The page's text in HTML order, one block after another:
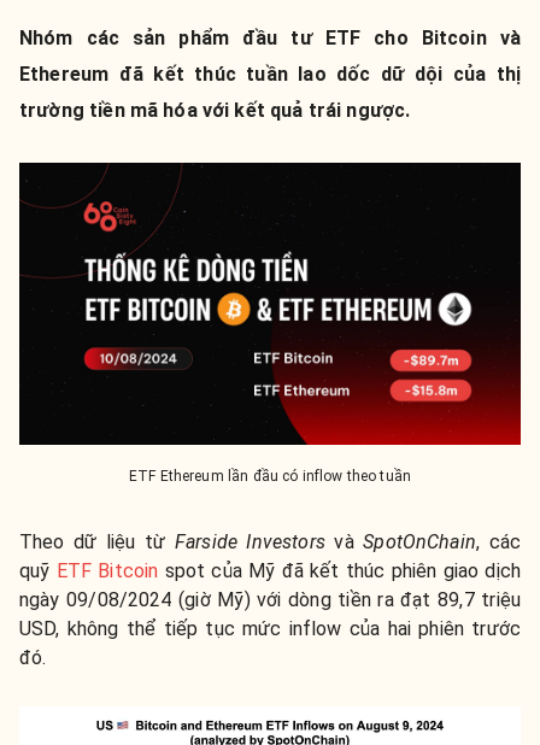
Nhóm các sản phẩm đầu tư ETF cho Bitcoin và
Ethereum đã kết thúc tuần lao dốc dữ dội của thị
trường tiền mã hóa với kết quả trái ngược.
ETF Ethereum lần đầu có inflow theo tuần
Theo dữ liệu từ Farside InvestorsvàSpotOnChain, các
quỹ ETF Bitcoin spot của Mỹ đã kết thúc phiên giao dịch
ngày 09/08/2024 (giờ Mỹ) với dòng tiền ra đạt 89,7 triệu
USD, không thể tiếp tục mức inflow của hai phiên trước
đó.